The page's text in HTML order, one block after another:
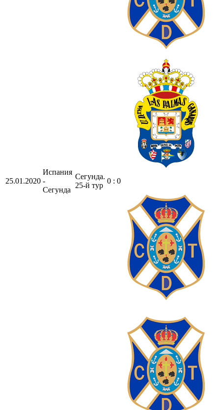
25.01.2020
Испания
-
Сегунда
Сегунда.
25-й тур
0 : 0